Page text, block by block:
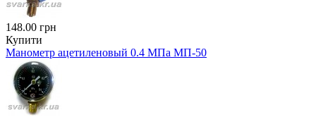
148.00 грн
Купити
Манометр ацетиленовый 0.4 МПа МП-50